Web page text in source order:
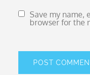
Save my name,
browser for the